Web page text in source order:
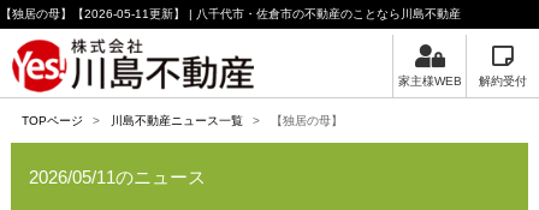
【独居の母】【2026-05-11更新】 | 八千代市・佐倉市の不動産のことなら川島不動産
家主様WEB 解約受付
TOPページ > 川島不動産ニュース一覧 > 【独居の母】
2026/05/11のニュース